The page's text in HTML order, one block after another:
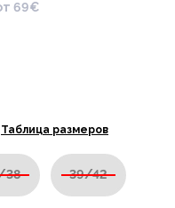
69€
Таблица размеров
38 39/42